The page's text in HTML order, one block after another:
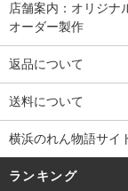
店舗案内：オリジナ
オーダー製作
返品について
送料について
横浜のれん物語サイ
ランキング